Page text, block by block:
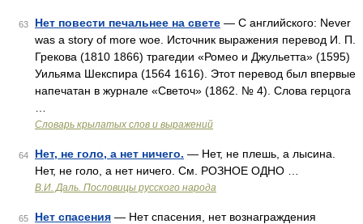
63 Нет повести печальнее на свете — С английского: Never
was a story of more woe. Источник выражения перевод И. П.
Грекова (1810 1866) трагедии «Ромео и Джульетта» (1595)
Уильяма Шекспира (1564 1616). Этот перевод был впервые
напечатан в журнале «Светоч» (1862. № 4). Слова герцога
Словарь крылатых слов и выражений
64 Нет, не голо, а нет ничего. — Нет, не плешь, а лысина.
Нет, не голо, а нет ничего. См. РОЗНОЕ ОДНО …
В.И. Даль. Пословицы русского народа
65 Нет спасения — Нет спасения, нет вознаграждения